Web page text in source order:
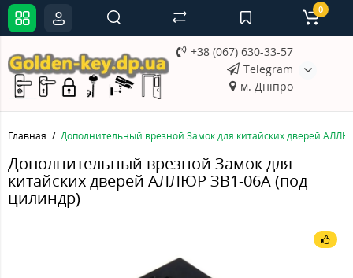
+38 (067) 630-33-57
Telegram
м. Дніпро
0
Главная Дополнительный врезной Замок для китайских дверей
Дополнительный врезной Замок для
китайских дверей АЛЛЮР ЗВ1-06А (под
цилиндр)